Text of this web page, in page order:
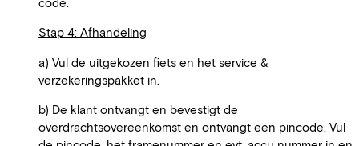
Stap 4: Afhandeling
a) Vul de uitgekozen fiets en het service &
verzekeringspakket in.
b) De klant ontvangt en bevestigt de
overdrachtsovereenkomst en ontvangt een pincode. Vul